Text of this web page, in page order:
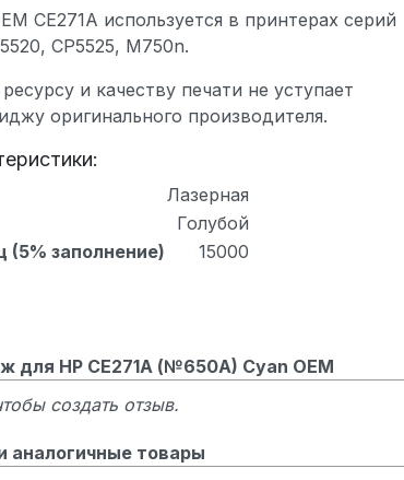
CE271A используется в принтерах серий
CP5525, M750n.
и качеству печати не уступает
оригинального производителя.
Лазерная
Голубой
(5% заполнение)
15000
для HP CE271A (№650A) Cyan OEM
создать отзыв.
аналогичные товары